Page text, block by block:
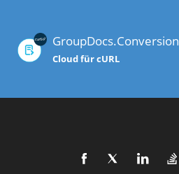
GroupDocs.Conversion
Cloud für cURL